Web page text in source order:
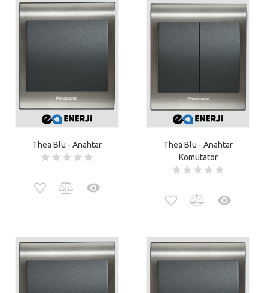
Thea Blu - Anahtar
Thea Blu - Anahtar
Komütatör